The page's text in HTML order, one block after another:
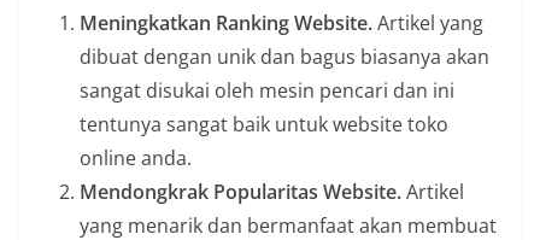
Meningkatkan Ranking Website.Artikel yang
dibuat dengan unik dan bagus biasanya akan
sangat disukai oleh mesin pencari dan ini
tentunya sangat baik untuk website toko
online anda.
Mendongkrak Popularitas Website.Artikel
yang menarik dan bermanfaat akan membuat